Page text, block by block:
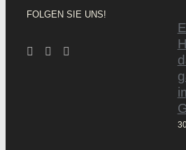
FOLGEN SIE UNS!